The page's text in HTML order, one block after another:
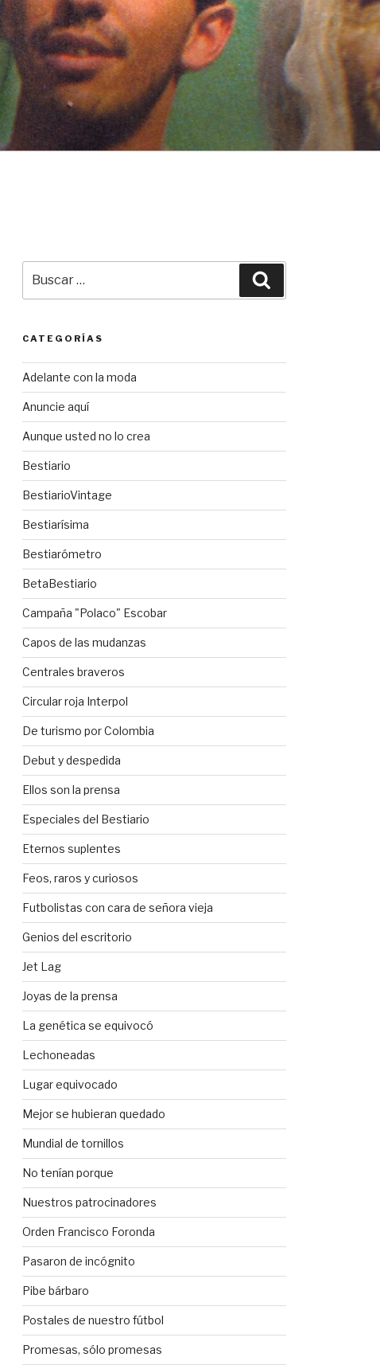
por:
CATEGORÍAS
Adelante con la moda
Anuncie aquí
Aunque usted no lo crea
Bestiario
BestiarioVintage
Bestiarísima
Bestiarómetro
BetaBestiario
Campaña "Polaco" Escobar
Capos de las mudanzas
Centrales braveros
Circular roja Interpol
De turismo por Colombia
Debut y despedida
Ellos son la prensa
Especiales del Bestiario
Eternos suplentes
Feos, raros y curiosos
Futbolistas con cara de señora vieja
Genios del escritorio
Jet Lag
Joyas de la prensa
La genética se equivocó
Lechoneadas
Lugar equivocado
Mejor se hubieran quedado
Mundial de tornillos
No tenían porque
Nuestros patrocinadores
Orden Francisco Foronda
Pasaron de incógnito
Pibe bárbaro
Postales de nuestro fútbol
Promesas, sólo promesas